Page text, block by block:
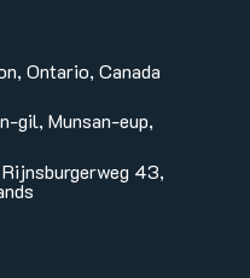
Ontario, Canada
gil, Munsan-eup,
43,